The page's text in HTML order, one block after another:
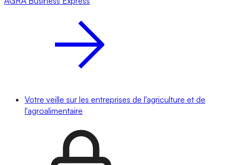
Votre veille sur les entreprises de l'agriculture et de
l'agroalimentaire